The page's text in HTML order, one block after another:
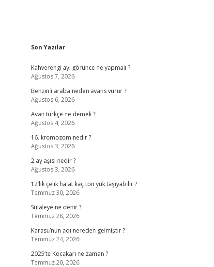
Sidebar
Son Yazılar
Kahverengi ayı görünce ne yapmalı ?
Ağustos 7, 2026
Benzinli araba neden avans vurur ?
Ağustos 6, 2026
Avan türkçe ne demek ?
Ağustos 4, 2026
16. kromozom nedir ?
Ağustos 3, 2026
2 ay aşısı nedir ?
Ağustos 3, 2026
12’lik çelik halat kaç ton yük taşıyabilir ?
Temmuz 30, 2026
Sülaleye ne denir ?
Temmuz 28, 2026
Karasu’nun adı nereden gelmiştir ?
Temmuz 24, 2026
2025’te Kocakarı ne zaman ?
Temmuz 20, 2026